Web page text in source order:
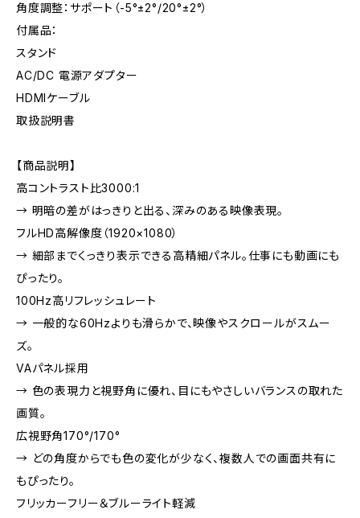
角度調整：サポート（-5°±2°/20°±2°）
付属品：
スタンド
AC/DC 電源アダプター
HDMIケーブル
取扱説明書
【商品説明】
高コントラスト比3000:1
→ 明暗の差がはっきりと出る、深みのある映像表現。
フルHD高解像度（1920×1080）
→ 細部までくっきり表示できる高精細パネル。仕事にも動画にも
ぴったり。
100Hz高リフレッシュレート
→ 一般的な60Hzよりも滑らかで、映像やスクロールがスムー
ズ。
VAパネル採用
→ 色の表現力と視野角に優れ、目にもやさしいバランスの取れた
画質。
広視野角170°/170°
→ どの角度からでも色の変化が少なく、複数人での画面共有に
もぴったり。
フリッカーフリー＆ブルーライト軽減